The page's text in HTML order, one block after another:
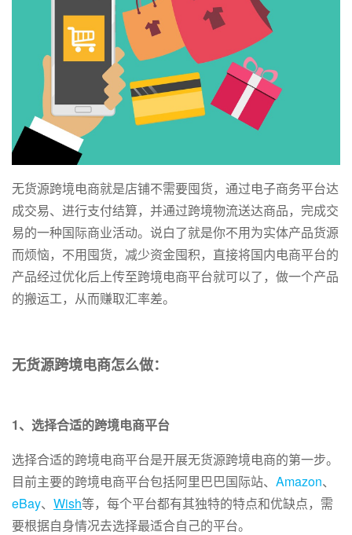
无货源跨境电商就是店铺不需要囤货，通过电子商务平台达
成交易、进行支付结算，并通过跨境物流送达商品，完成交
易的一种国际商业活动。说白了就是你不用为实体产品货源
而烦恼，不用囤货，减少资金囤积，直接将国内电商平台的
产品经过优化后上传至跨境电商平台就可以了，做一个产品
的搬运工，从而赚取汇率差。
无货源跨境电商怎么做：
1、选择合适的跨境电商平台
选择合适的跨境电商平台是开展无货源跨境电商的第一步。
目前主要的跨境电商平台包括阿里巴巴国际站、 Amazon、
eBay、 Wish等，每个平台都有其独特的特点和优缺点，需
要根据自身情况去选择最适合自己的平台。